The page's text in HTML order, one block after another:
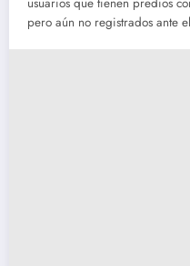
pero aún no registrados ante